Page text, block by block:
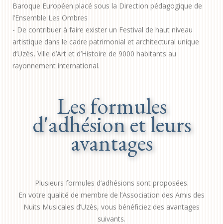
Baroque Européen placé sous la Direction pédagogique de
l’Ensemble Les Ombres
- De contribuer à faire exister un Festival de haut niveau
artistique dans le cadre patrimonial et architectural unique
d’Uzès, Ville d’Art et d’Histoire de 9000 habitants au
rayonnement international.
Les formules
d'adhésion et leurs
avantages
Plusieurs formules d’adhésions sont proposées.
En votre qualité de membre de l’Association des Amis des
Nuits Musicales d’Uzès, vous bénéficiez des avantages
suivants.